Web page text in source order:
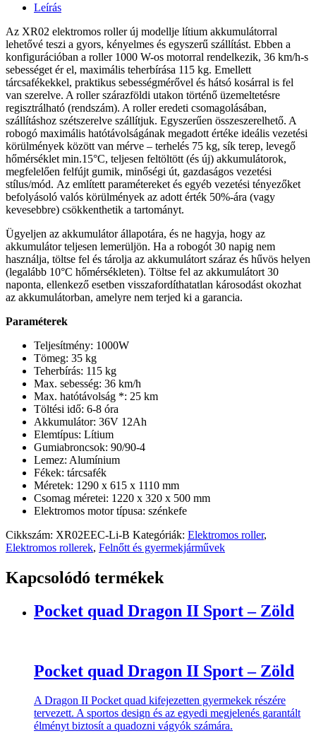
Leírás
Az XR02 elektromos roller új modellje lítium akkumulátorral
lehetővé teszi a gyors, kényelmes és egyszerű szállítást. Ebben a
konfigurációban a roller 1000 W-os motorral rendelkezik, 36 km/h-s
sebességet ér el, maximális teherbírása 115 kg. Emellett
tárcsafékekkel, praktikus sebességmérővel és hátsó kosárral is fel
van szerelve. A roller szárazföldi utakon történő üzemeltetésre
regisztrálható (rendszám). A roller eredeti csomagolásában,
szállításhoz szétszerelve szállítjuk. Egyszerűen összeszerelhető. A
robogó maximális hatótávolságának megadott értéke ideális vezetési
körülmények között van mérve – terhelés 75 kg, sík terep, levegő
hőmérséklet min.15°C, teljesen feltöltött (és új) akkumulátorok,
megfelelően felfújt gumik, minőségi út, gazdaságos vezetési
stílus/mód. Az említett paramétereket és egyéb vezetési tényezőket
befolyásoló valós körülmények az adott érték 50%-ára (vagy
kevesebbre) csökkenthetik a tartományt.
Ügyeljen az akkumulátor állapotára, és ne hagyja, hogy az
akkumulátor teljesen lemerüljön. Ha a robogót 30 napig nem
használja, töltse fel és tárolja az akkumulátort száraz és hűvös helyen
(legalább 10°C hőmérsékleten). Töltse fel az akkumulátort 30
naponta, ellenkező esetben visszafordíthatatlan károsodást okozhat
az akkumulátorban, amelyre nem terjed ki a garancia.
Paraméterek
Teljesítmény: 1000W
Tömeg: 35 kg
Teherbírás: 115 kg
Max. sebesség: 36 km/h
Max. hatótávolság *: 25 km
Töltési idő: 6-8 óra
Akkumulátor: 36V 12Ah
Elemtípus: Lítium
Gumiabroncsok: 90/90-4
Lemez: Alumínium
Fékek: tárcsafék
Méretek: 1290 x 615 x 1110 mm
Csomag méretei: 1220 x 320 x 500 mm
Elektromos motor típusa: szénkefe
Cikkszám: XR02EEC-Li-B Kategóriák: Elektromos roller,
Elektromos rollerek, Felnőtt és gyermekjárművek
Kapcsolódó termékek
Pocket quad Dragon II Sport – Zöld
Pocket quad Dragon II Sport – Zöld
A Dragon II Pocket quad kifejezetten gyermekek részére
tervezett. A sportos design és az egyedi megjelenés garantált
élményt biztosít a quadozni vágyók számára.